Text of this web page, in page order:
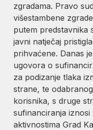
zgradama. Pravo
višestambene
putem predstavnika
javni natječaj
prihvaćene. Danas
ugovora o
za podizanje tlaka
strane, te
korisnika, s druge
sufinanciranja iznosi
aktivnostima Grad